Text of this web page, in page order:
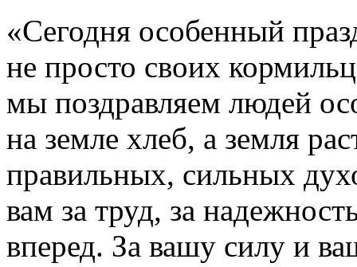
«Сегодня особенный
не просто своих
мы поздравляем людей
на земле хлеб, а земля
правильных, сильных
вам за труд, за
вперед. За вашу силу и